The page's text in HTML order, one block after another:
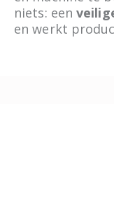
niets: een
en werkt